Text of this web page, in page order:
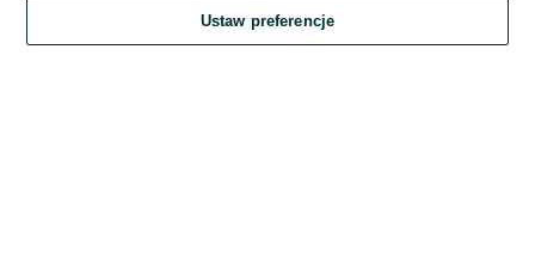
Kontynuując za pośrednictwem jednego z dostawców wskazanych powyżej,
OLX.pl w jego aktualnym brzmieniu.
Ustaw preferencje